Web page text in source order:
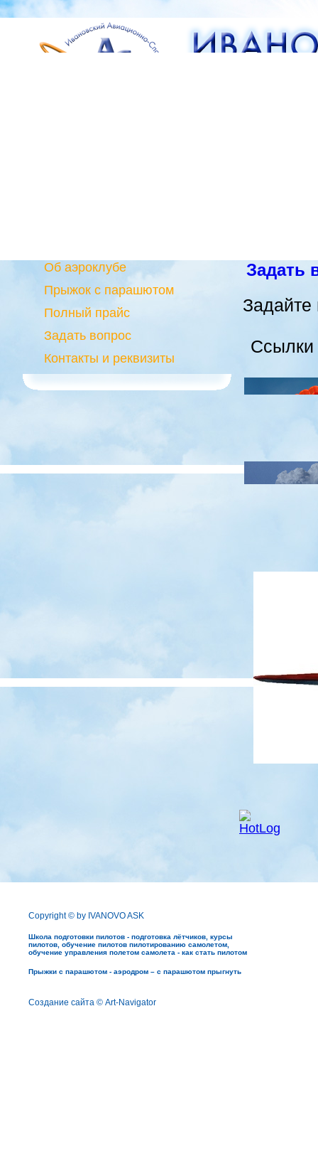
Об аэроклубе
Прыжок с парашютом
Полный прайс
Задать вопрос
Контакты и реквизиты
Задать
Copyright © by IVANOVO ASK
Школа подготовки пилотов - подготовка лётчиков, курсы
пилотов, обучение пилотов пилотированию самолетом,
обучение управления полетом самолета - как стать пилотом
Прыжки c парашютом - аэродром – с парашютом прыгнуть
Создание сайта © Art-Navigator